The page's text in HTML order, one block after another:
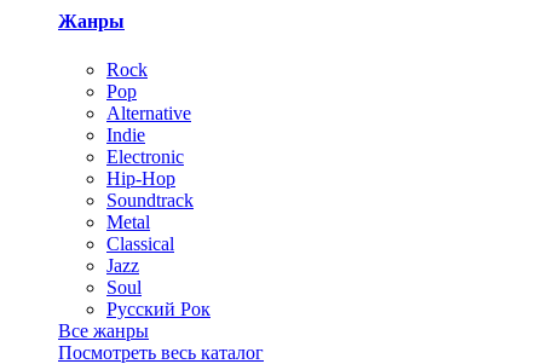
Жанры
Rock
Pop
Alternative
Indie
Electronic
Hip-Hop
Soundtrack
Metal
Classical
Jazz
Soul
Русский Рок
Все жанры
Посмотреть весь каталог